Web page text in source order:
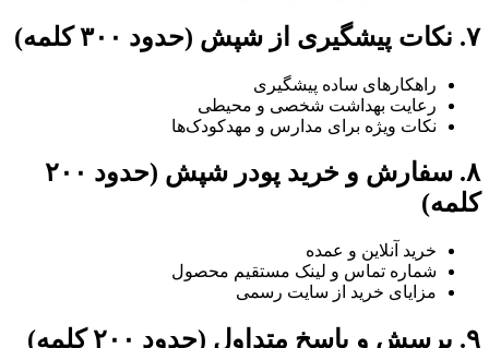
۷. نکات پیشگیری از شپش (حدود ۳۰۰ کلمه)
راهکارهای ساده پیشگیری
رعایت بهداشت شخصی و محیطی
نکات ویژه برای مدارس و مهدکودک‌ها
۸. سفارش و خرید پودر شپش (حدود ۲۰۰
کلمه)
خرید آنلاین و عمده
شماره تماس و لینک مستقیم محصول
مزایای خرید از سایت رسمی
۹. پرسش و پاسخ متداول (حدود ۲۰۰ کلمه)